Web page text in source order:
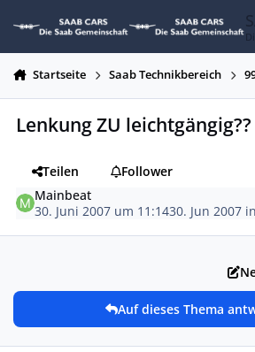
Startseite Saab Technikbereich
Lenkung ZU leichtgängig??
Teilen
Follower
Mainbeat
30. Juni 2007 um 11:1430. Jun 2007
Auf dieses Thema